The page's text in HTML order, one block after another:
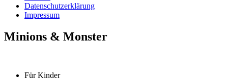
Datenschutzerklärung
Impressum
Minions & Monster
Für Kinder